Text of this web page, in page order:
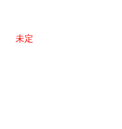
未定